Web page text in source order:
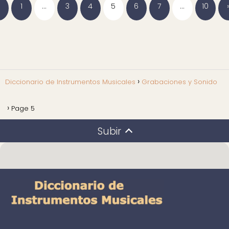
1 … 3 4 5 6 7 … 10
Diccionario de Instrumentos Musicales Grabaciones y Sonido
Page 5
Subir